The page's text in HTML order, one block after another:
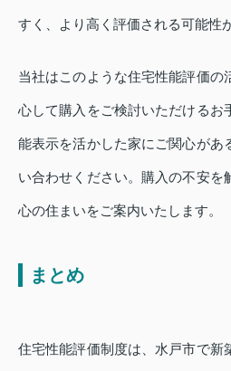
すく、より高く評価される可能性
当社はこのような住宅性能評価の
心して購入をご検討いただけるお
能表示を活かした家にご関心があ
い合わせください。購入の不安を
心の住まいをご案内いたします。
まとめ
住宅性能評価制度は、水戸市で新